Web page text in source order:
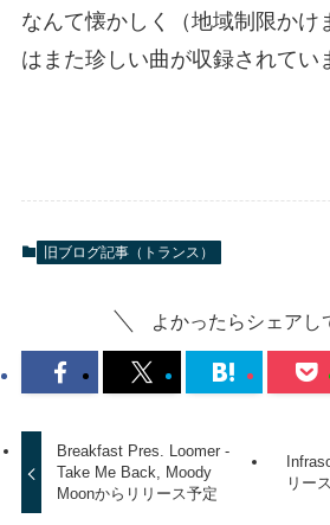
なんて懐かしく（地域制限かけ
はまた珍しい曲が収録されてい
旧ブログ記事（トランス）
よかったらシェアし
Breakfast Pres. Loomer -
Take Me Back, Moody
Moonからリリース予定
リー